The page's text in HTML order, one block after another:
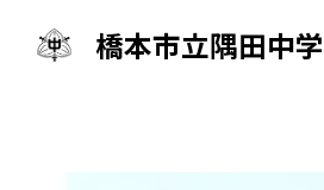
橋本市立隅田中